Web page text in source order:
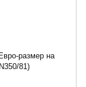
размер на
81)